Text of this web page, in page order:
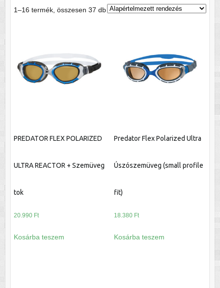
1–16 termék, összesen 37 db
PREDATOR FLEX POLARIZED
ULTRA REACTOR + Szemüveg
tok
20.990 Ft
Kosárba teszem
Predator Flex Polarized Ultra
Úszószemüveg (small profile
fit)
18.380 Ft
Kosárba teszem